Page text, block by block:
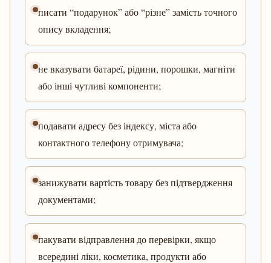
писати “подарунок” або “різне” замість точного
опису вкладення;
не вказувати батареї, рідини, порошки, магніти
або інші чутливі компоненти;
подавати адресу без індексу, міста або
контактного телефону отримувача;
занижувати вартість товару без підтвердження
документами;
пакувати відправлення до перевірки, якщо
всередині ліки, косметика, продукти або